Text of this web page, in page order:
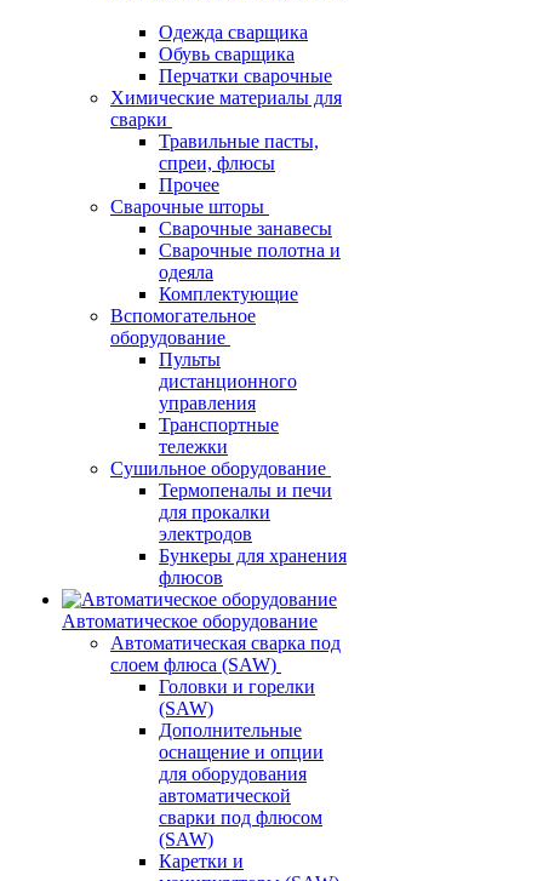
Одежда сварщика
Обувь сварщика
Перчатки сварочные
Химические материалы для
сварки
Травильные пасты,
спреи, флюсы
Прочее
Сварочные шторы
Сварочные занавесы
Сварочные полотна и
одеяла
Комплектующие
Вспомогательное
оборудование
Пульты
дистанционного
управления
Транспортные
тележки
Сушильное оборудование
Термопеналы и печи
для прокалки
электродов
Бункеры для хранения
флюсов
Автоматическое оборудование
Автоматическая сварка под
слоем флюса (SAW)
Головки и горелки
(SAW)
Дополнительные
оснащение и опции
для оборудования
автоматической
сварки под флюсом
(SAW)
Каретки и